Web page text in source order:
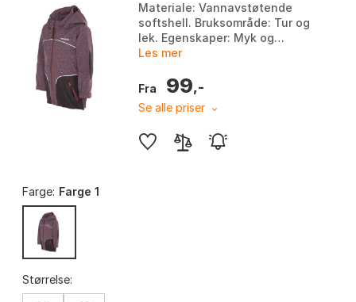
Materiale: Vannavstøtende
softshell. Bruksområde: Tur og
lek. Egenskaper: Myk og
behagelig. Sikkerhet: Refleks
1. Størrelse: 9...
Les mer
Fra 99,-
Se alle priser
Farge: Farge 1
Størrelse: